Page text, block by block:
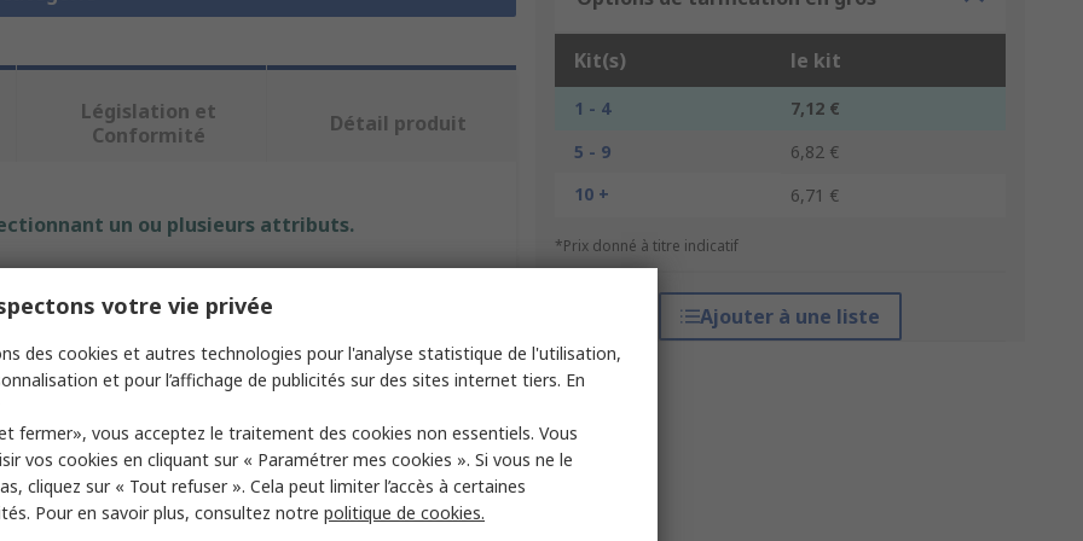
Kit(s) le kit
1 - 4
7,12 €
5 - 9
6,82 €
10 +
6,71 €
*Prix donné à titre indicatif
Ajouter à une liste
Législation et
Conformité
Détail produit
un ou plusieurs attributs.
Guide linéaire
rail 40mm
Guide linéaire à billes
votre vie privée
des cookies et autres technologies pour l'analyse statistique de l'utilisation,
et pour l’affichage de publicités sur des sites internet tiers. En
fermer», vous acceptez le traitement des cookies non essentiels. Vous
vos cookies en cliquant sur « Paramétrer mes cookies ». Si vous ne le
cliquez sur « Tout refuser ». Cela peut limiter l’accès à certaines
Pour en savoir plus, consultez notre politique de cookies.